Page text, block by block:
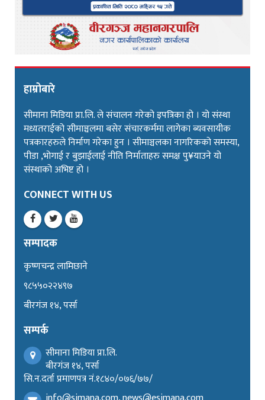
हाम्रोबारे
सीमाना मिडिया प्रा.लि. ले संचालन गरेको इपत्रिका हो । यो संस्था
मध्यतराईको सीमाञ्चलमा बसेर संचारकर्ममा लागेका ब्यवसायीक
पत्रकारहरुले निर्माण गरेका हुन । सीमाञ्चलका नागरिकको समस्या,
पीडा ,भोगाई र बुझाईलाई नीति निर्माताहरु समक्ष पु¥याउने यो
संस्थाको अभिष्ट हो ।
CONNECT WITH US
सम्पादक
कृष्णचन्द्र लामिछाने
९८५५०२२४९७
बीरगंज १४, पर्सा
सम्पर्क
सीमाना मिडिया प्रा.लि.
बीरगंज १४, पर्सा
सि.न.दर्ता प्रमाणपत्र नं.१८४०/०७६/७७/